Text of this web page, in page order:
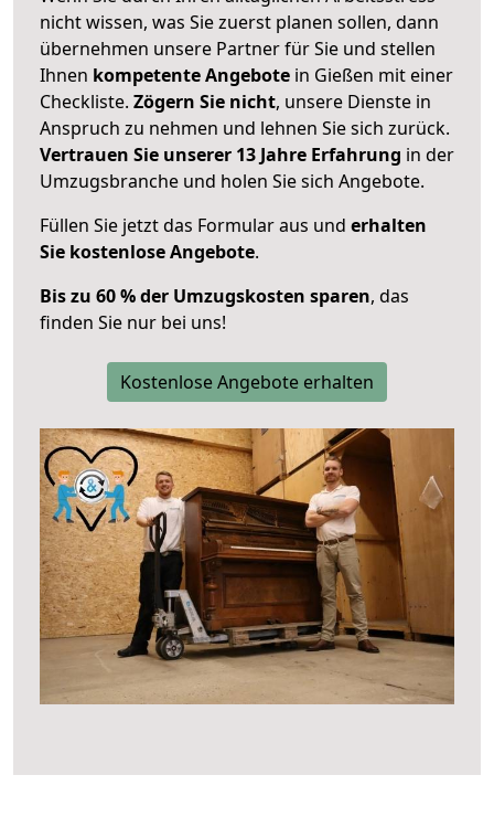
nicht wissen, was Sie zuerst planen sollen, dann
übernehmen unsere Partner für Sie und stellen
Ihnen kompetente Angebote in Gießen mit einer
Checkliste. Zögern Sie nicht, unsere Dienste in
Anspruch zu nehmen und lehnen Sie sich zurück.
Vertrauen Sie unserer 13 Jahre Erfahrung in der
Umzugsbranche und holen Sie sich Angebote.
Füllen Sie jetzt das Formular aus und erhalten
Sie kostenlose Angebote.
Bis zu 60 % der Umzugskosten sparen, das
finden Sie nur bei uns!
Kostenlose Angebote erhalten